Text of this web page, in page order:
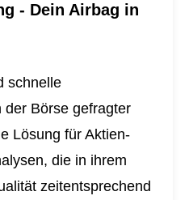
- Dein Airbag in
schnelle
der Börse gefragter
Lösung für Aktien-
die in ihrem
zeitentsprechend